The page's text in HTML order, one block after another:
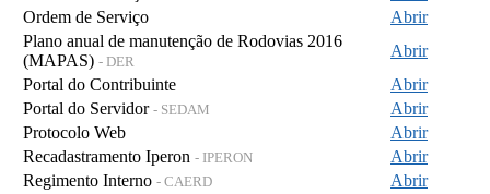
Ordem de Serviço
Abrir
Plano anual de manutenção de Rodovias 2016
(MAPAS) - DER
Abrir
Portal do Contribuinte
Abrir
Portal do Servidor - SEDAM
Abrir
Protocolo Web
Abrir
Recadastramento Iperon - IPERON
Abrir
Regimento Interno - CAERD
Abrir